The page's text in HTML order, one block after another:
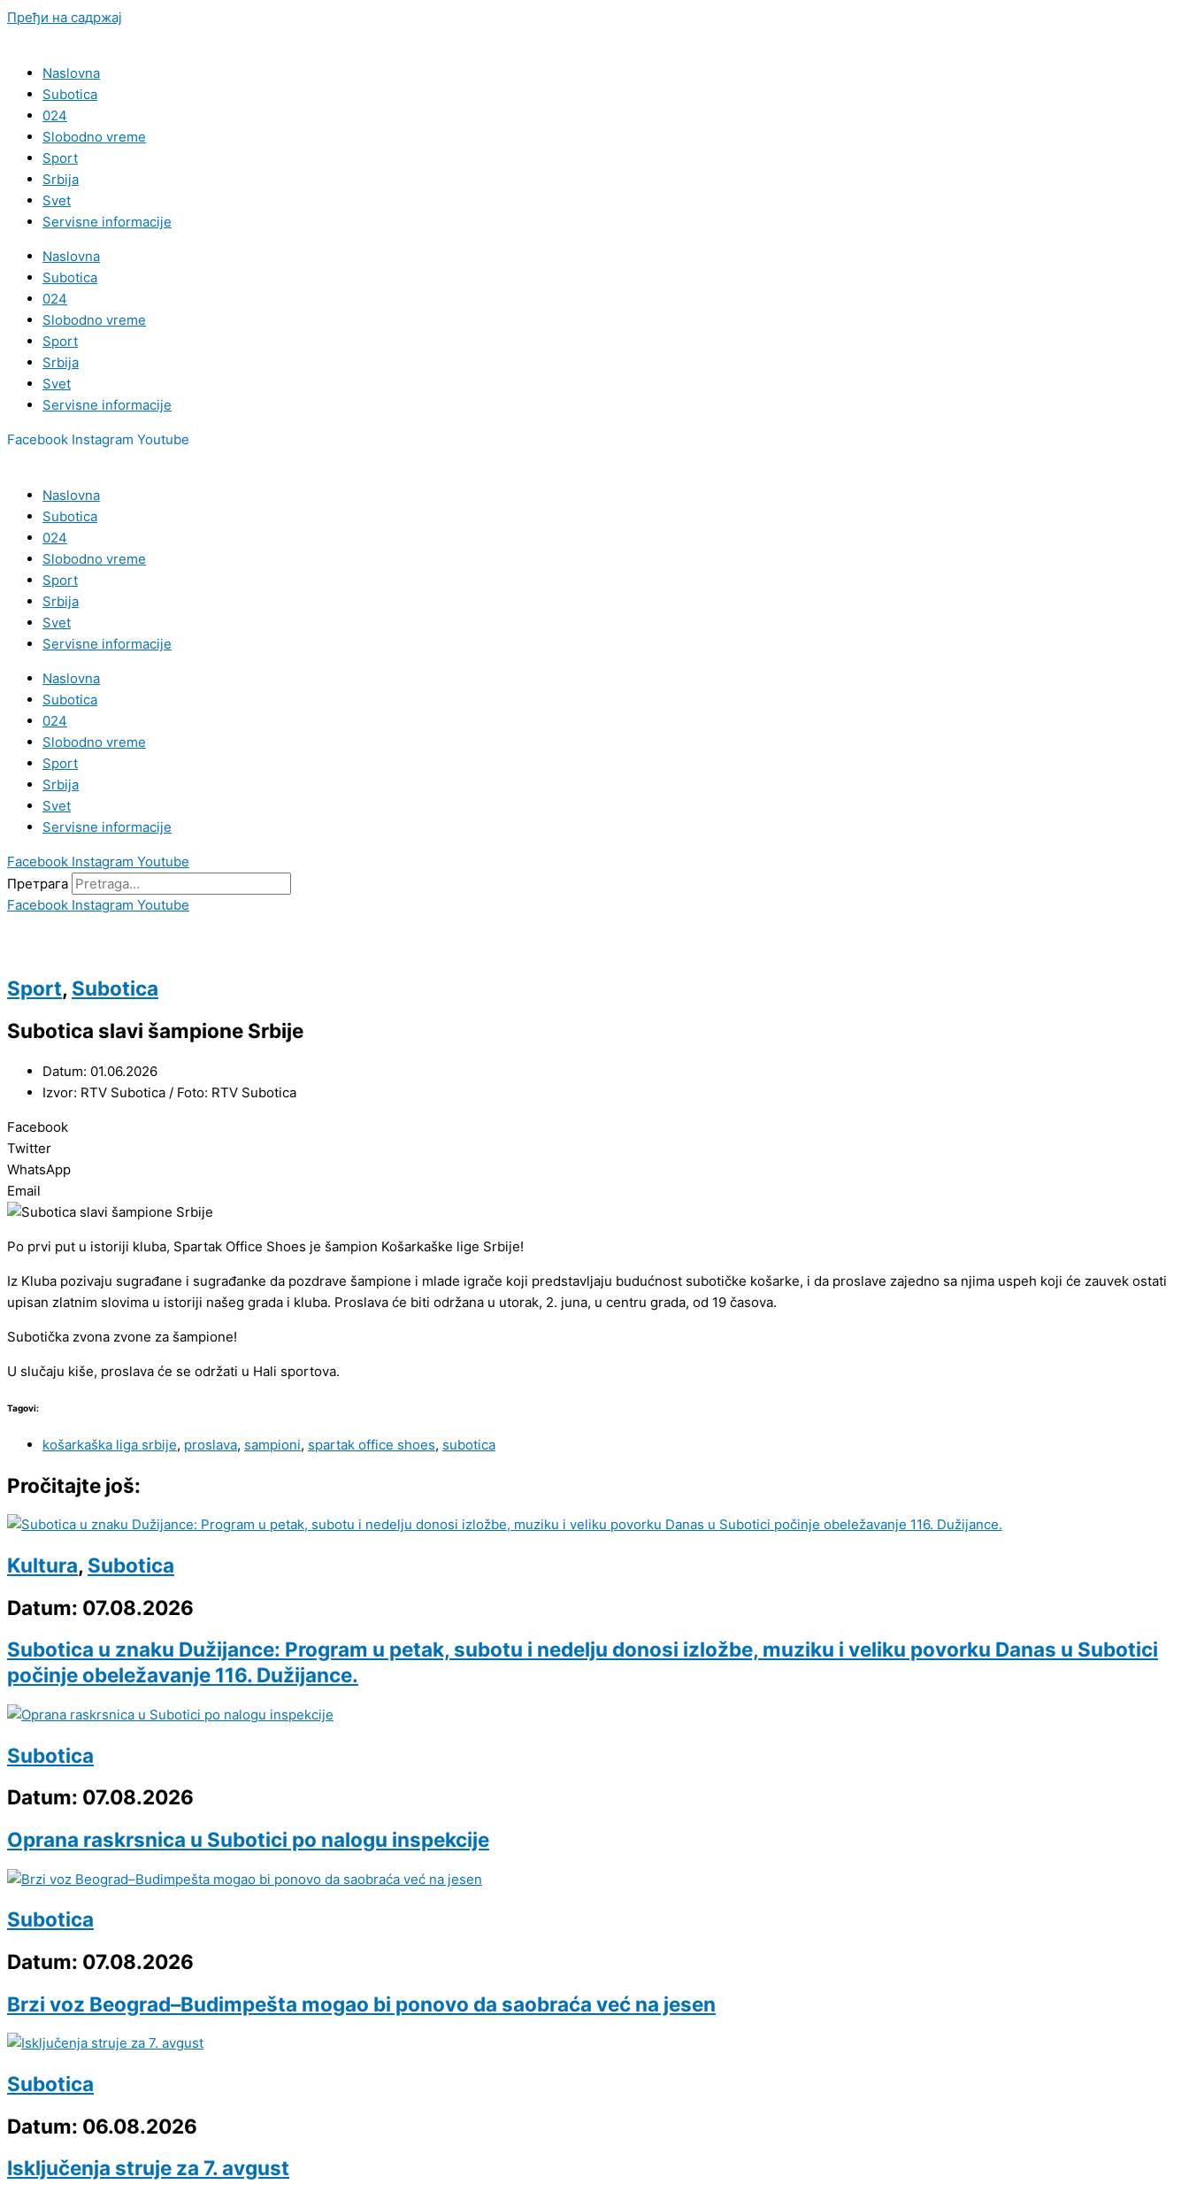
Пређи на садржај
Naslovna
Subotica
024
Slobodno vreme
Sport
Srbija
Svet
Servisne informacije
Naslovna
Subotica
024
Slobodno vreme
Sport
Srbija
Svet
Servisne informacije
Facebook Instagram Youtube
Naslovna
Subotica
024
Slobodno vreme
Sport
Srbija
Svet
Servisne informacije
Naslovna
Subotica
024
Slobodno vreme
Sport
Srbija
Svet
Servisne informacije
Facebook Instagram Youtube
Претрага
Facebook Instagram Youtube
Sport, Subotica
Subotica slavi šampione Srbije
Datum: 01.06.2026
Izvor: RTV Subotica / Foto: RTV Subotica
Facebook
Twitter
WhatsApp
Email
Po prvi put u istoriji kluba, Spartak Office Shoes je šampion Košarkaške lige Srbije!
Iz Kluba pozivaju sugrađane i sugrađanke da pozdrave šampione i mlade igrače koji predstavljaju budućnost subotičke košarke, i da proslave zajedno sa njima uspeh koji će zauvek ostati
upisan zlatnim slovima u istoriji našeg grada i kluba. Proslava će biti održana u utorak, 2. juna, u centru grada, od 19 časova.
Subotička zvona zvone za šampione!
U slučaju kiše, proslava će se održati u Hali sportova.
Tagovi:
košarkaška liga srbije, proslava, sampioni, spartak office shoes, subotica
Pročitajte još:
Kultura, Subotica
Datum: 07.08.2026
Subotica u znaku Dužijance: Program u petak, subotu i nedelju donosi izložbe, muziku i veliku povorku Danas u Subotici
počinje obeležavanje 116. Dužijance.
Subotica
Datum: 07.08.2026
Oprana raskrsnica u Subotici po nalogu inspekcije
Subotica
Datum: 07.08.2026
Brzi voz Beograd–Budimpešta mogao bi ponovo da saobraća već na jesen
Subotica
Datum: 06.08.2026
Isključenja struje za 7. avgust